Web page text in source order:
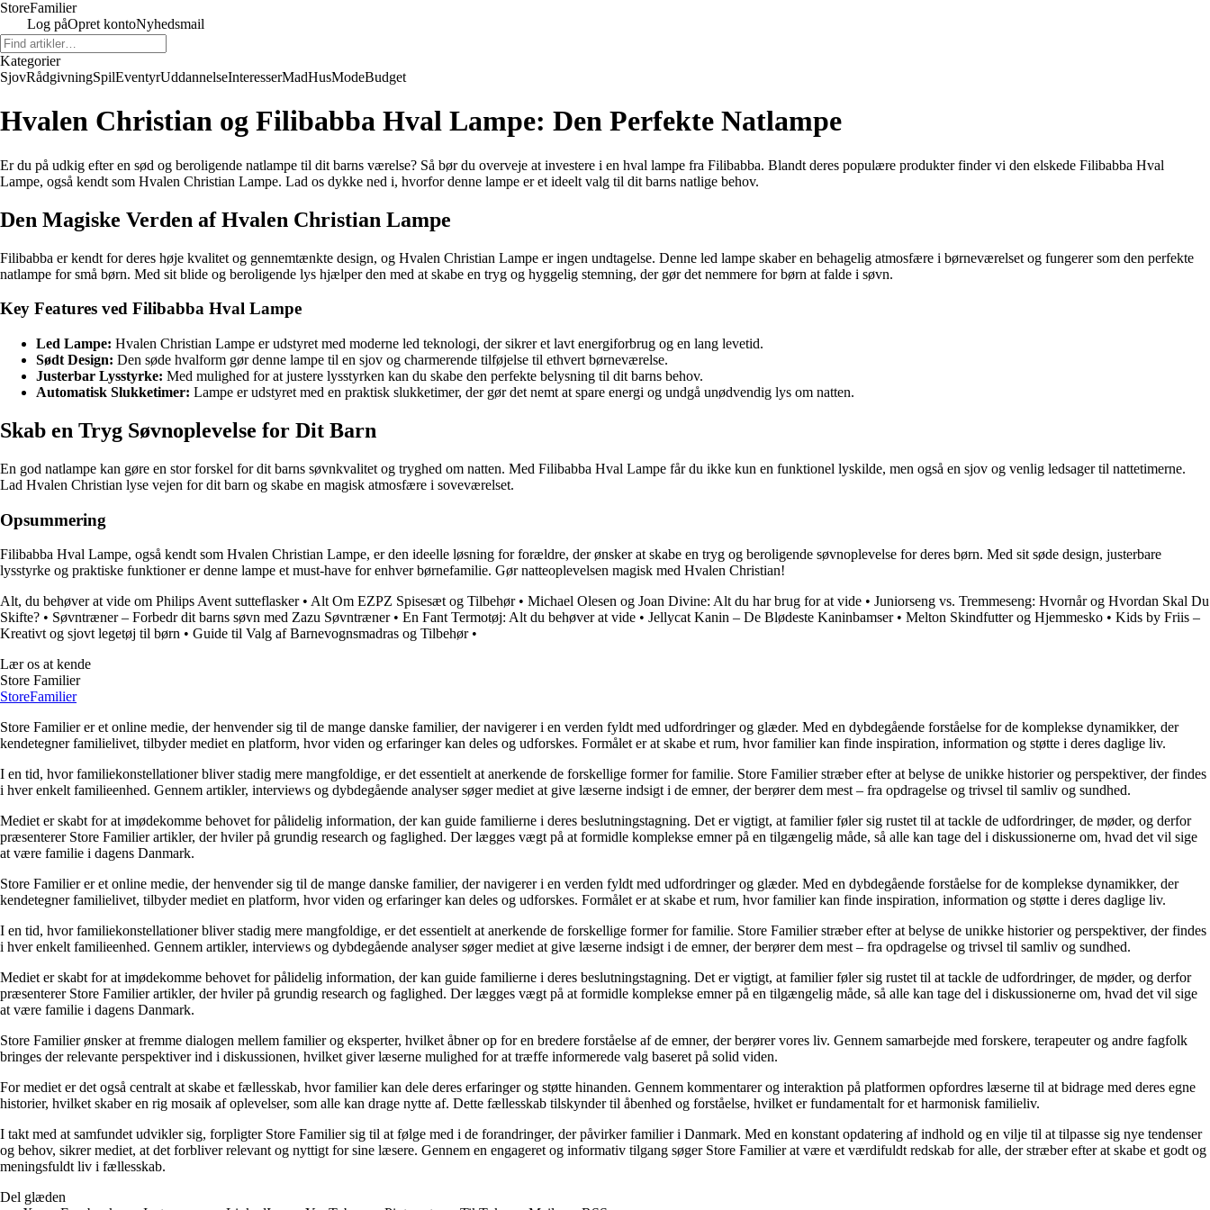
StoreFamilier
Log påOpret kontoNyhedsmail
Kategorier
SjovRådgivningSpilEventyrUddannelseInteresserMadHusModeBudget
Hvalen Christian og Filibabba Hval Lampe: Den Perfekte Natlampe
Er du på udkig efter en sød og beroligende natlampe til dit barns værelse? Så bør du overveje at investere i en hval lampe fra Filibabba. Blandt deres populære produkter finder vi den elskede Filibabba Hval
Lampe, også kendt som Hvalen Christian Lampe. Lad os dykke ned i, hvorfor denne lampe er et ideelt valg til dit barns natlige behov.
Den Magiske Verden af Hvalen Christian Lampe
Filibabba er kendt for deres høje kvalitet og gennemtænkte design, og Hvalen Christian Lampe er ingen undtagelse. Denne led lampe skaber en behagelig atmosfære i børneværelset og fungerer som den perfekte
natlampe for små børn. Med sit blide og beroligende lys hjælper den med at skabe en tryg og hyggelig stemning, der gør det nemmere for børn at falde i søvn.
Key Features ved Filibabba Hval Lampe
Led Lampe: Hvalen Christian Lampe er udstyret med moderne led teknologi, der sikrer et lavt energiforbrug og en lang levetid.
Sødt Design: Den søde hvalform gør denne lampe til en sjov og charmerende tilføjelse til ethvert børneværelse.
Justerbar Lysstyrke: Med mulighed for at justere lysstyrken kan du skabe den perfekte belysning til dit barns behov.
Automatisk Slukketimer: Lampe er udstyret med en praktisk slukketimer, der gør det nemt at spare energi og undgå unødvendig lys om natten.
Skab en Tryg Søvnoplevelse for Dit Barn
En god natlampe kan gøre en stor forskel for dit barns søvnkvalitet og tryghed om natten. Med Filibabba Hval Lampe får du ikke kun en funktionel lyskilde, men også en sjov og venlig ledsager til nattetimerne.
Lad Hvalen Christian lyse vejen for dit barn og skabe en magisk atmosfære i soveværelset.
Opsummering
Filibabba Hval Lampe, også kendt som Hvalen Christian Lampe, er den ideelle løsning for forældre, der ønsker at skabe en tryg og beroligende søvnoplevelse for deres børn. Med sit søde design, justerbare
lysstyrke og praktiske funktioner er denne lampe et must-have for enhver børnefamilie. Gør natteoplevelsen magisk med Hvalen Christian!
Alt, du behøver at vide om Philips Avent sutteflasker• Alt Om EZPZ Spisesæt og Tilbehør• Michael Olesen og Joan Divine: Alt du har brug for at vide • Juniorseng vs. Tremmeseng: Hvornår og Hvordan Skal Du
Skifte? • Søvntræner – Forbedr dit barns søvn med Zazu Søvntræner• En Fant Termotøj: Alt du behøver at vide • Jellycat Kanin – De Blødeste Kaninbamser• Melton Skindfutter og Hjemmesko • Kids by Friis –
Kreativt og sjovt legetøj til børn • Guide til Valg af Barnevognsmadras og Tilbehør•
Lær os at kende
Store Familier
StoreFamilier
Store Familier er et online medie, der henvender sig til de mange danske familier, der navigerer i en verden fyldt med udfordringer og glæder. Med en dybdegående forståelse for de komplekse dynamikker, der
kendetegner familielivet, tilbyder mediet en platform, hvor viden og erfaringer kan deles og udforskes. Formålet er at skabe et rum, hvor familier kan finde inspiration, information og støtte i deres daglige liv.
I en tid, hvor familiekonstellationer bliver stadig mere mangfoldige, er det essentielt at anerkende de forskellige former for familie. Store Familier stræber efter at belyse de unikke historier og perspektiver, der findes
i hver enkelt familieenhed. Gennem artikler, interviews og dybdegående analyser søger mediet at give læserne indsigt i de emner, der berører dem mest – fra opdragelse og trivsel til samliv og sundhed.
Mediet er skabt for at imødekomme behovet for pålidelig information, der kan guide familierne i deres beslutningstagning. Det er vigtigt, at familier føler sig rustet til at tackle de udfordringer, de møder, og derfor
præsenterer Store Familier artikler, der hviler på grundig research og faglighed. Der lægges vægt på at formidle komplekse emner på en tilgængelig måde, så alle kan tage del i diskussionerne om, hvad det vil sige
at være familie i dagens Danmark.
Store Familier er et online medie, der henvender sig til de mange danske familier, der navigerer i en verden fyldt med udfordringer og glæder. Med en dybdegående forståelse for de komplekse dynamikker, der
kendetegner familielivet, tilbyder mediet en platform, hvor viden og erfaringer kan deles og udforskes. Formålet er at skabe et rum, hvor familier kan finde inspiration, information og støtte i deres daglige liv.
I en tid, hvor familiekonstellationer bliver stadig mere mangfoldige, er det essentielt at anerkende de forskellige former for familie. Store Familier stræber efter at belyse de unikke historier og perspektiver, der findes
i hver enkelt familieenhed. Gennem artikler, interviews og dybdegående analyser søger mediet at give læserne indsigt i de emner, der berører dem mest – fra opdragelse og trivsel til samliv og sundhed.
Mediet er skabt for at imødekomme behovet for pålidelig information, der kan guide familierne i deres beslutningstagning. Det er vigtigt, at familier føler sig rustet til at tackle de udfordringer, de møder, og derfor
præsenterer Store Familier artikler, der hviler på grundig research og faglighed. Der lægges vægt på at formidle komplekse emner på en tilgængelig måde, så alle kan tage del i diskussionerne om, hvad det vil sige
at være familie i dagens Danmark.
Store Familier ønsker at fremme dialogen mellem familier og eksperter, hvilket åbner op for en bredere forståelse af de emner, der berører vores liv. Gennem samarbejde med forskere, terapeuter og andre fagfolk
bringes der relevante perspektiver ind i diskussionen, hvilket giver læserne mulighed for at træffe informerede valg baseret på solid viden.
For mediet er det også centralt at skabe et fællesskab, hvor familier kan dele deres erfaringer og støtte hinanden. Gennem kommentarer og interaktion på platformen opfordres læserne til at bidrage med deres egne
historier, hvilket skaber en rig mosaik af oplevelser, som alle kan drage nytte af. Dette fællesskab tilskynder til åbenhed og forståelse, hvilket er fundamentalt for et harmonisk familieliv.
I takt med at samfundet udvikler sig, forpligter Store Familier sig til at følge med i de forandringer, der påvirker familier i Danmark. Med en konstant opdatering af indhold og en vilje til at tilpasse sig nye tendenser
og behov, sikrer mediet, at det forbliver relevant og nyttigt for sine læsere. Gennem en engageret og informativ tilgang søger Store Familier at være et værdifuldt redskab for alle, der stræber efter at skabe et godt og
meningsfuldt liv i fællesskab.
Del glæden